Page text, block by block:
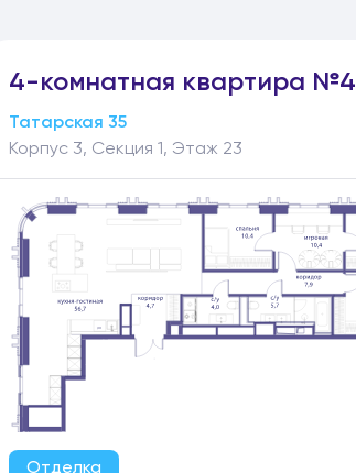
4-комнатная квартира
Татарская 35
Корпус 3, Секция 1, Этаж 23
Отделка